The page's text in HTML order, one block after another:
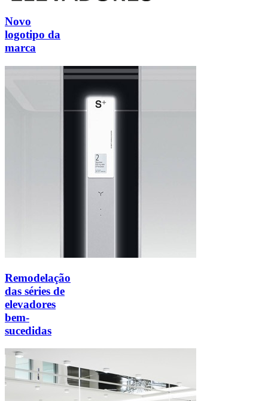
Novo
logotipo da
marca
Remodelação
das séries de
elevadores
bem-
sucedidas